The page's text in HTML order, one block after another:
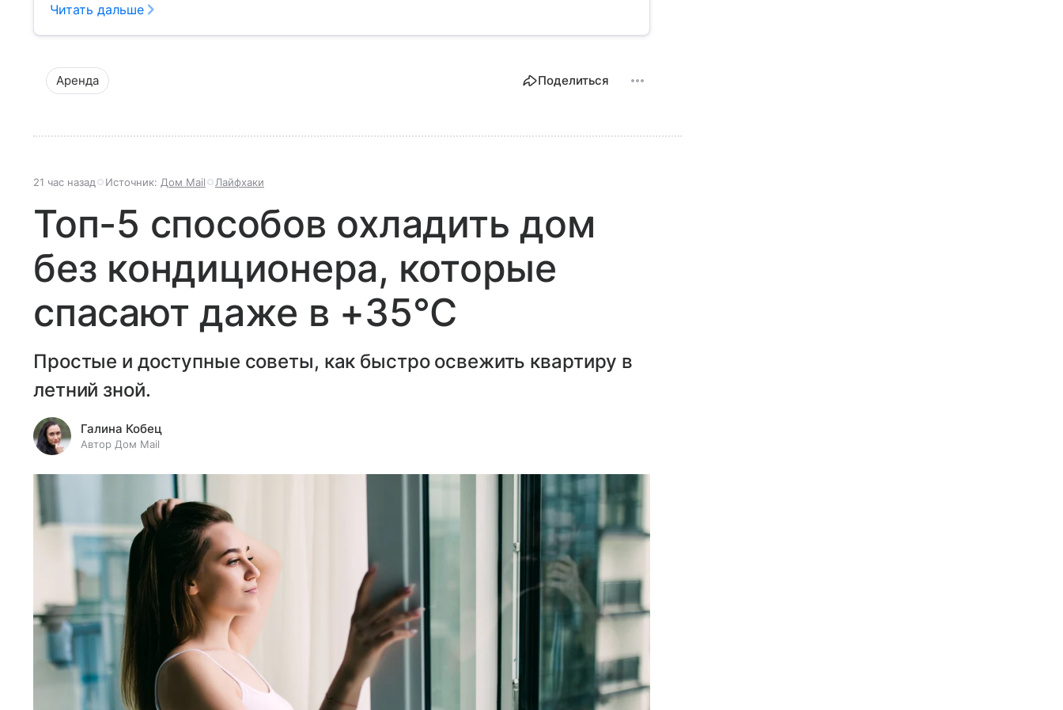
Читать дальше
Аренда Поделиться
21 час назад Источник: Дом Mail Лайфхаки
Топ-5 способов охладить дом
без кондиционера, которые
спасают даже в +35°C
Простые и доступные советы, как быстро освежить квартиру в
летний зной.
Галина Кобец
Автор Дом Mail